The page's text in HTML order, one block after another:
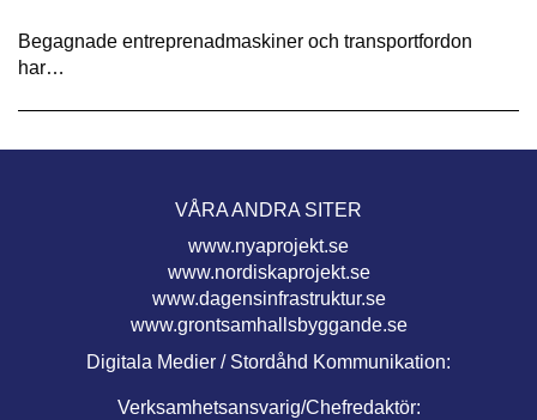
Begagnade entreprenadmaskiner och transportfordon
har…
VÅRA ANDRA SITER
www.nyaprojekt.se
www.nordiskaprojekt.se
www.dagensinfrastruktur.se
www.grontsamhallsbyggande.se
Digitala Medier / Stordåhd Kommunikation:
Verksamhetsansvarig/Chefredaktör: